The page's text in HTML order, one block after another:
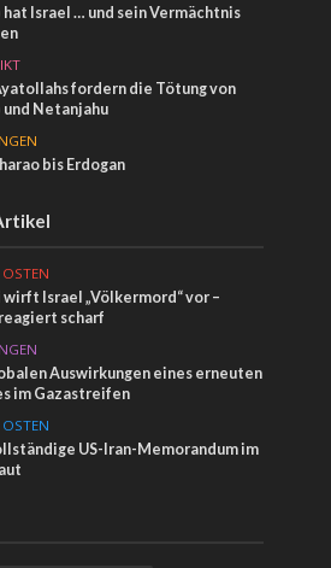
hat Israel … und sein Vermächtnis
fordern die Tötung von
und Netanjahu
bis Erdogan
OSTEN
wirft Israel „Völkermord“ vor –
scharf
Auswirkungen eines erneuten
im Gazastreifen
OSTEN
US-Iran-Memorandum im